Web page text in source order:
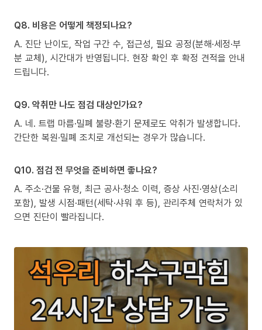
Q8. 비용은 어떻게 책정되나요?
A. 진단 난이도, 작업 구간 수, 접근성, 필요 공정(분해·세정·부
분 교체), 시간대가 반영됩니다. 현장 확인 후 확정 견적을 안내
드립니다.
Q9. 악취만 나도 점검 대상인가요?
A. 네. 트랩 마름·밀폐 불량·환기 문제로도 악취가 발생합니다.
간단한 복원·밀폐 조치로 개선되는 경우가 많습니다.
Q10. 점검 전 무엇을 준비하면 좋나요?
A. 주소·건물 유형, 최근 공사·청소 이력, 증상 사진·영상(소리
포함), 발생 시점·패턴(세탁·샤워 후 등), 관리주체 연락처가 있
으면 진단이 빨라집니다.